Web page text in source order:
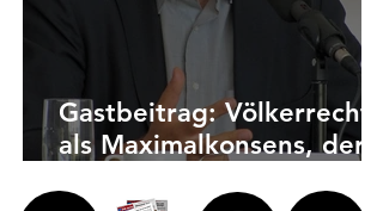
Gastbeitrag: Völkerrecht
als Maximalkonsens, der